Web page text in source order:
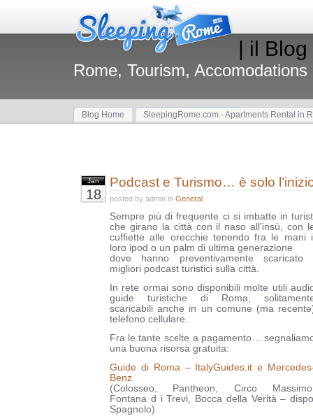
| il Blog
Rome, Tourism,
Blog Home SleepingRome.com - Apartments Rental in
Jan
18
Podcast e Turismo… è solo
posted by admin in General
Sempre più di frequente ci si imbatte in
che girano la città con il naso all’insù, con
cuffiette alle orecchie tenendo fra le mani
loro ipod o un palm di ultima generazione
dove hanno preventivamente scaricato
migliori podcast turistici sulla città.
In rete ormai sono disponibili molte utili
guide turistiche di Roma,
scaricabili anche in un comune (ma
telefono cellulare.
Fra le tante scelte a pagamento…
una buona risorsa gratuita:
Guide di Roma – ItalyGuides.it e
Benz
(Colosseo, Pantheon, Circo
Fontana d i Trevi, Bocca della Verità –
Spagnolo)